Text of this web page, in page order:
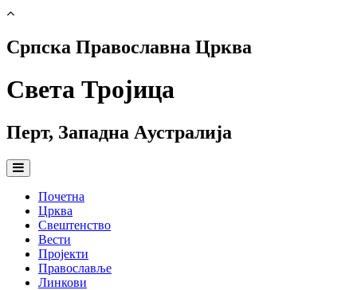
Српска Православна Црква
Света Тројица
Перт, Западна Aустралија
Почетна
Црква
Свештенство
Вести
Пројекти
Православље
Линкови